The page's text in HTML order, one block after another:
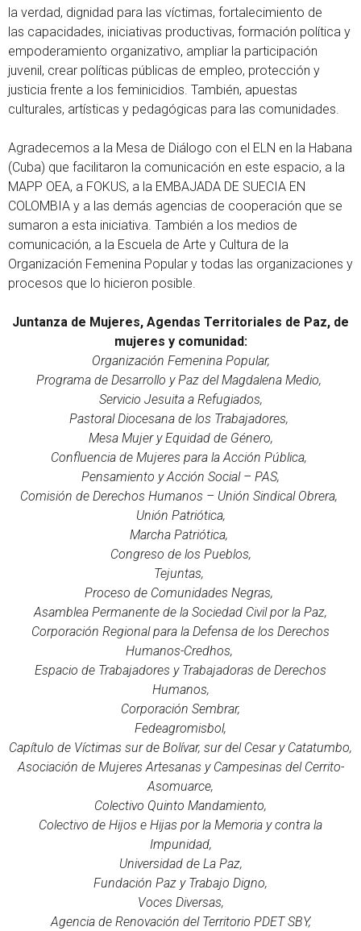
la verdad, dignidad para las víctimas, fortalecimiento de
las capacidades, iniciativas productivas, formación política y
empoderamiento organizativo, ampliar la participación
juvenil, crear políticas públicas de empleo, protección y
justicia frente a los feminicidios. También, apuestas
culturales, artísticas y pedagógicas para las comunidades.
Agradecemos a la Mesa de Diálogo con el ELN en la Habana
(Cuba) que facilitaron la comunicación en este espacio, a la
MAPP OEA, a FOKUS, a la EMBAJADA DE SUECIA EN
COLOMBIA y a las demás agencias de cooperación que se
sumaron a esta iniciativa. También a los medios de
comunicación, a la Escuela de Arte y Cultura de la
Organización Femenina Popular y todas las organizaciones y
procesos que lo hicieron posible.
Juntanza de Mujeres, Agendas Territoriales de Paz, de
mujeres y comunidad:
Organización Femenina Popular,
Programa de Desarrollo y Paz del Magdalena Medio,
Servicio Jesuita a Refugiados,
Pastoral Diocesana de los Trabajadores,
Mesa Mujer y Equidad de Género,
Confluencia de Mujeres para la Acción Pública,
Pensamiento y Acción Social – PAS,
Comisión de Derechos Humanos – Unión Sindical Obrera,
Unión Patriótica,
Marcha Patriótica,
Congreso de los Pueblos,
Tejuntas,
Proceso de Comunidades Negras,
Asamblea Permanente de la Sociedad Civil por la Paz,
Corporación Regional para la Defensa de los Derechos
Humanos-Credhos,
Espacio de Trabajadores y Trabajadoras de Derechos
Humanos,
Corporación Sembrar,
Fedeagromisbol,
Capítulo de Víctimas sur de Bolívar, sur del Cesar y Catatumbo,
Asociación de Mujeres Artesanas y Campesinas del Cerrito-
Asomuarce,
Colectivo Quinto Mandamiento,
Colectivo de Hijos e Hijas por la Memoria y contra la
Impunidad,
Universidad de La Paz,
Fundación Paz y Trabajo Digno,
Voces Diversas,
Agencia de Renovación del Territorio PDET SBY,